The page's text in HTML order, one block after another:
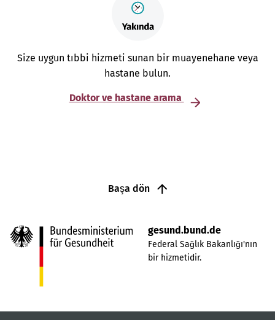
Size uygun tıbbi hizmeti sunan bir muayenehane veya
hastane bulun.
Doktor ve hastane arama
Başa dön
gesund.bund.de
Federal Sağlık Bakanlığı'nın
bir hizmetidir.